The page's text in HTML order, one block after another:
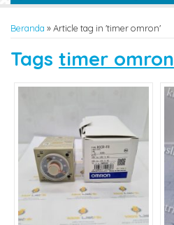
Beranda »Article tag in 'timer omron'
Tags timer omron